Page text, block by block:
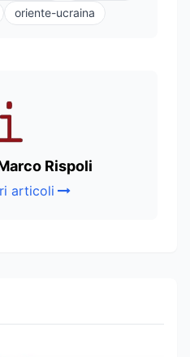
oriente-ucraina
Rispoli
articoli